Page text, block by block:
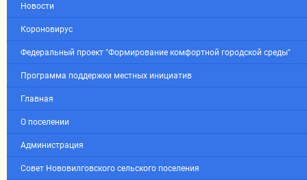
Новости
Короновирус
Федеральный проект "Формирование комфортной городской среды"
Программа поддержки местных инициатив
Главная
О поселении
Администрация
Совет Нововилговского сельского поселения